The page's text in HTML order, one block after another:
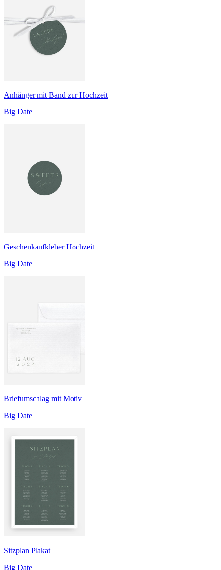
Anhänger mit Band zur Hochzeit
Big Date
Geschenkaufkleber Hochzeit
Big Date
Briefumschlag mit Motiv
Big Date
Sitzplan Plakat
Big Date